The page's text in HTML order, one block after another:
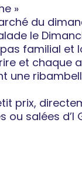
»
du
le
familial et
et chaque
une
prix,
ou salées d’I